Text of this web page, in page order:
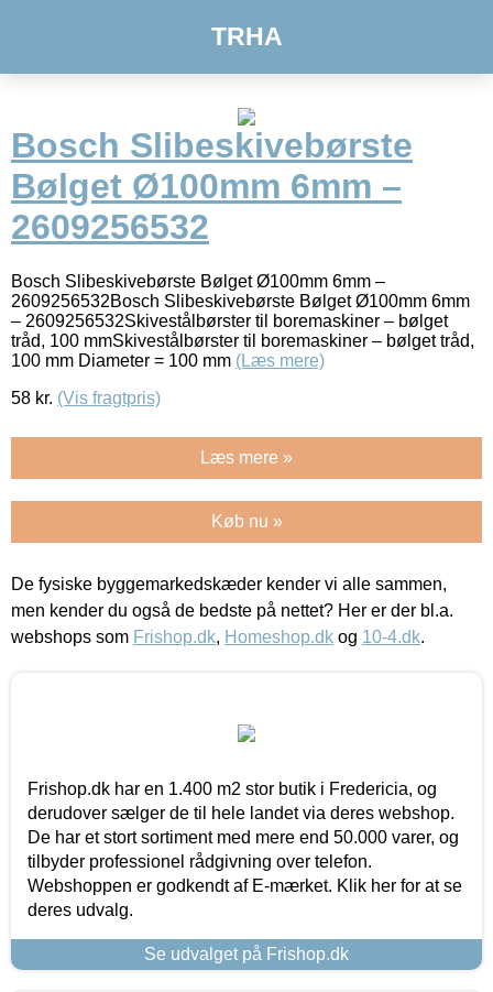
TRHA
Bosch Slibeskivebørste
Bølget Ø100mm 6mm –
2609256532
Bosch Slibeskivebørste Bølget Ø100mm 6mm –
2609256532Bosch Slibeskivebørste Bølget Ø100mm 6mm
– 2609256532Skivestålbørster til boremaskiner – bølget
tråd, 100 mmSkivestålbørster til boremaskiner – bølget tråd,
100 mm Diameter = 100 mm (Læs mere)
58 kr. (Vis fragtpris)
Læs mere »
Køb nu »
De fysiske byggemarkedskæder kender vi alle sammen,
men kender du også de bedste på nettet? Her er der bl.a.
webshops som Frishop.dk, Homeshop.dk og 10-4.dk.
Frishop.dk har en 1.400 m2 stor butik i Fredericia, og
derudover sælger de til hele landet via deres webshop.
De har et stort sortiment med mere end 50.000 varer, og
tilbyder professionel rådgivning over telefon.
Webshoppen er godkendt af E-mærket. Klik her for at se
deres udvalg.
Se udvalget på Frishop.dk